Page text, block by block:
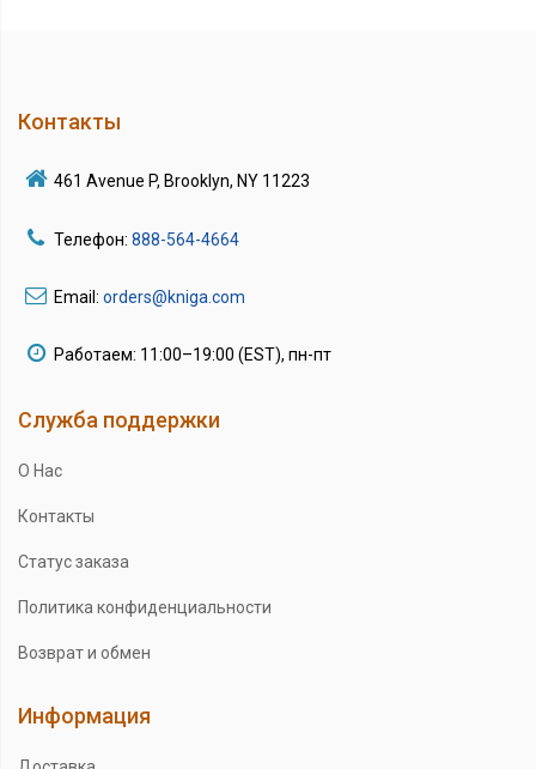
Контакты
461 Avenue P, Brooklyn, NY 11223
Телефон: 888-564-4664
Email: orders@kniga.com
Работаем: 11:00–19:00 (EST), пн-пт
Служба поддержки
О Нас
Контакты
Статус заказа
Политика конфиденциальности
Возврат и обмен
Информация